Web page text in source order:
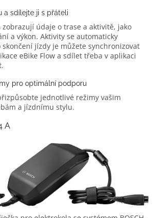
a sdílejte ji s přáteli
zobrazují údaje o trase a aktivitě, jako
a výkon. Aktivity se automaticky
jízdy je můžete synchronizovat
eBike Flow a sdílet třeba v aplikaci
pro optimální podporu
jednotlivé režimy vašim
a jízdnímu stylu.
A